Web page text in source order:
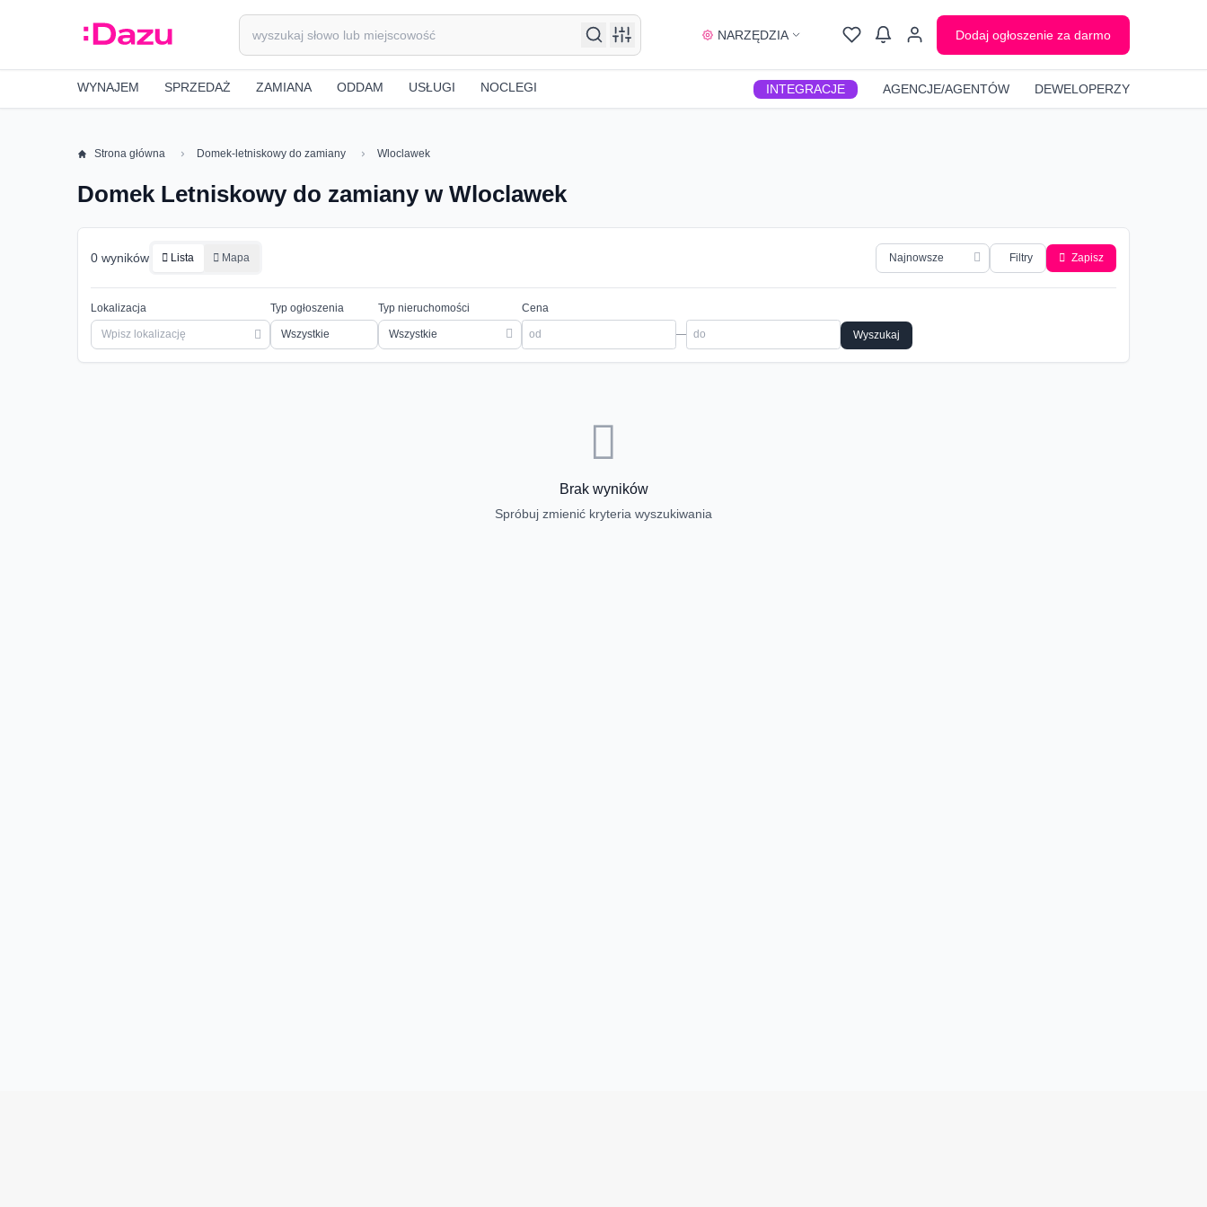
NARZĘDZIA Dodaj ogłoszenie za darmo
WYNAJEM SPRZEDAŻ ZAMIANA ODDAM USŁUGI NOCLEGI INTEGRACJE AGENCJE/AGENTÓW DEWELOPERZY
Strona główna Domek-letniskowy do zamiany Wloclawek
Domek Letniskowy do zamiany w Wloclawek
0 wyników Lista Mapa Filtry Zapisz
Lokalizacja Typ ogłoszenia Typ nieruchomości
Wszystkie
Cena
— Wyszukaj
Brak wyników
Spróbuj zmienić kryteria wyszukiwania